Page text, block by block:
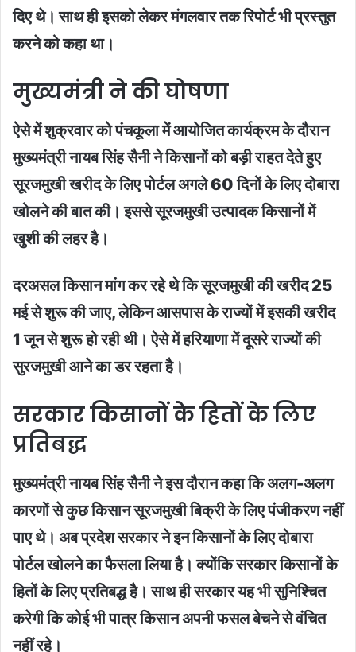
दिए थे। साथ ही इसको लेकर मंगलवार तक रिपोर्ट भी प्रस्तुत
करने को कहा था।
मुख्यमंत्री ने की घोषणा
ऐसे में शुक्रवार को पंचकूला में आयोजित कार्यक्रम के दौरान
मुख्यमंत्री नायब सिंह सैनी ने किसानों को बड़ी राहत देते हुए
सूरजमुखी खरीद के लिए पोर्टल अगले 60 दिनों के लिए दोबारा
खोलने की बात की। इससे सूरजमुखी उत्पादक किसानों में
खुशी की लहर है।
दरअसल किसान मांग कर रहे थे कि सूरजमुखी की खरीद 25
मई से शुरू की जाए, लेकिन आसपास के राज्यों में इसकी खरीद
1 जून से शुरू हो रही थी। ऐसे में हरियाणा में दूसरे राज्यों की
सुरजमुखी आने का डर रहता है।
सरकार किसानों के हितों के लिए
प्रतिबद्ध
मुख्यमंत्री नायब सिंह सैनी ने इस दौरान कहा कि अलग-अलग
कारणों से कुछ किसान सूरजमुखी बिक्री के लिए पंजीकरण नहीं
पाए थे। अब प्रदेश सरकार ने इन किसानों के लिए दोबारा
पोर्टल खोलने का फैसला लिया है। क्योंकि सरकार किसानों के
हितों के लिए प्रतिबद्ध है। साथ ही सरकार यह भी सुनिश्चित
करेगी कि कोई भी पात्र किसान अपनी फसल बेचने से वंचित
नहीं रहे।